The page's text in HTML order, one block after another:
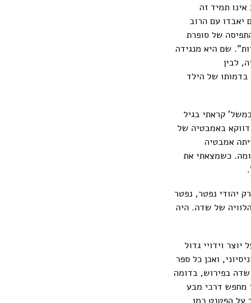
הניצב מול הרוב אינו תמיד זה
יאבדו עם הרוב
של סופרת
שם היא מנגידה
לבין
בדמותו של הילד
כמשל' קראתי בגיל
באמבטיה של
אמבטיה
כשמצאתי את
הקצרצר המסיים הוא כותב, מספר 22: "שדה נפטר בינואר 1994. רק יהודי נפטר, נפטר
של שדה. היה
וידויי גדול
ואכן כל ספר
בפירוש, בדומה
מחפש דרכי מבע
על הפטנט כמו